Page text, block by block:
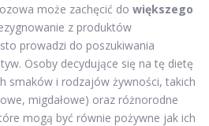
może zachęcić do większego
z produktów
prowadzi do poszukiwania
Osoby decydujące się na tę dietę
smaków i rodzajów żywności, takich
migdałowe) oraz różnorodne
mogą być równie pożywne jak ich